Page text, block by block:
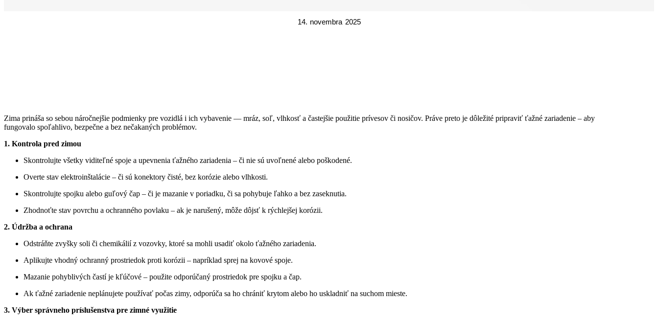
14. novembra 2025
Zima prináša so sebou náročnejšie podmienky pre vozidlá i ich vybavenie — mráz, soľ, vlhkosť a častejšie použitie prívesov či nosičov. Práve preto je dôležité pripraviť ťažné zariadenie – aby
fungovalo spoľahlivo, bezpečne a bez nečakaných problémov.
1. Kontrola pred zimou
Skontrolujte všetky viditeľné spoje a upevnenia ťažného zariadenia – či nie sú uvoľnené alebo poškodené.
Overte stav elektroinštalácie – či sú konektory čisté, bez korózie alebo vlhkosti.
Skontrolujte spojku alebo guľový čap – či je mazanie v poriadku, či sa pohybuje ľahko a bez zaseknutia.
Zhodnoťte stav povrchu a ochranného povlaku – ak je narušený, môže dôjsť k rýchlejšej korózii.
2. Údržba a ochrana
Odstráňte zvyšky soli či chemikálií z vozovky, ktoré sa mohli usadiť okolo ťažného zariadenia.
Aplikujte vhodný ochranný prostriedok proti korózii – napríklad sprej na kovové spoje.
Mazanie pohyblivých častí je kľúčové – použite odporúčaný prostriedok pre spojku a čap.
Ak ťažné zariadenie neplánujete používať počas zimy, odporúča sa ho chrániť krytom alebo ho uskladniť na suchom mieste.
3. Výber správneho príslušenstva pre zimné využitie